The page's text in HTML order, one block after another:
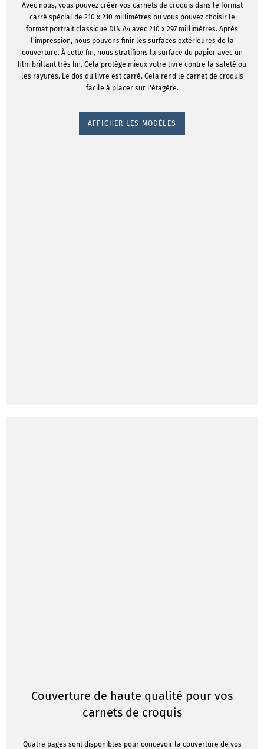
Avec nous, vous pouvez créer vos carnets de croquis dans le format
carré spécial de 210 x 210 millimètres ou vous pouvez choisir le
format portrait classique DIN A4 avec 210 x 297 millimètres. Après
l'impression, nous pouvons finir les surfaces extérieures de la
couverture. À cette fin, nous stratifions la surface du papier avec un
film brillant très fin. Cela protège mieux votre livre contre la saleté ou
les rayures. Le dos du livre est carré. Cela rend le carnet de croquis
facile à placer sur l'étagère.
AFFICHER LES MODÈLES
Couverture de haute qualité pour vos
carnets de croquis
Quatre pages sont disponibles pour concevoir la couverture de vos